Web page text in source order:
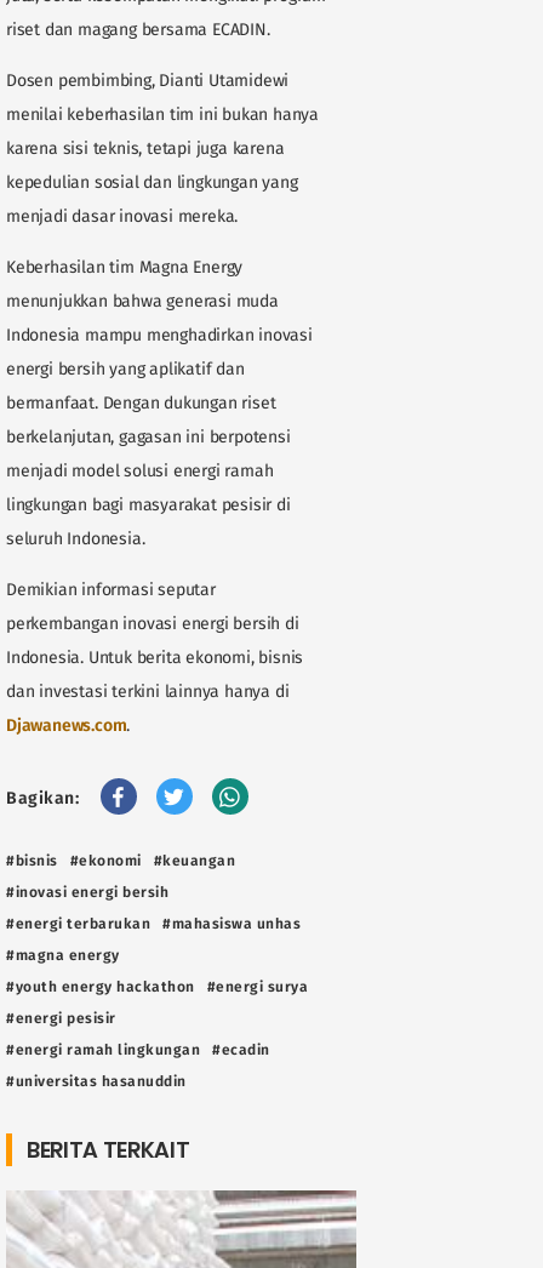
riset dan magang bersama ECADIN.
Dosen pembimbing, Dianti Utamidewi
menilai keberhasilan tim ini bukan hanya
karena sisi teknis, tetapi juga karena
kepedulian sosial dan lingkungan yang
menjadi dasar inovasi mereka.
Keberhasilan tim Magna Energy
menunjukkan bahwa generasi muda
Indonesia mampu menghadirkan inovasi
energi bersih yang aplikatif dan
bermanfaat. Dengan dukungan riset
berkelanjutan, gagasan ini berpotensi
menjadi model solusi energi ramah
lingkungan bagi masyarakat pesisir di
seluruh Indonesia.
Demikian informasi seputar
perkembangan inovasi energi bersih di
Indonesia. Untuk berita ekonomi, bisnis
dan investasi terkini lainnya hanya di
Djawanews.com.
Bagikan:
#bisnis #ekonomi
#keuangan
#inovasi energi bersih
#energi terbarukan
#mahasiswa unhas
#magna energy
#youth energy hackathon
#energi surya
#energi pesisir
#energi ramah lingkungan
#ecadin
#universitas hasanuddin
BERITA TERKAIT